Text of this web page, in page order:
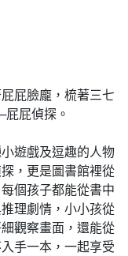
屁臉龐，梳著三七
屁偵探。
遊戲及逗趣的人物
，更是圖書館裡從
個孩子都能從書中
理劇情，小小孩從
觀察畫面，還能從
手一本，一起享受